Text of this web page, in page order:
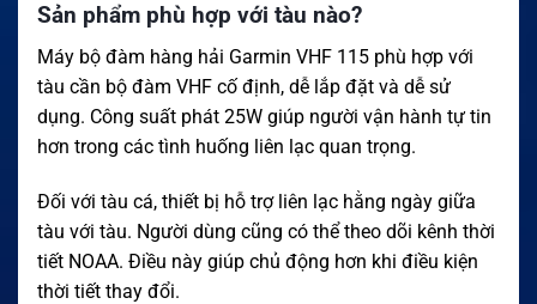
Sản phẩm phù hợp với tàu nào?
Máy bộ đàm hàng hải Garmin VHF 115 phù hợp với
tàu cần bộ đàm VHF cố định, dễ lắp đặt và dễ sử
dụng. Công suất phát 25W giúp người vận hành tự tin
hơn trong các tình huống liên lạc quan trọng.
Đối với tàu cá, thiết bị hỗ trợ liên lạc hằng ngày giữa
tàu với tàu. Người dùng cũng có thể theo dõi kênh thời
tiết NOAA. Điều này giúp chủ động hơn khi điều kiện
thời tiết thay đổi.